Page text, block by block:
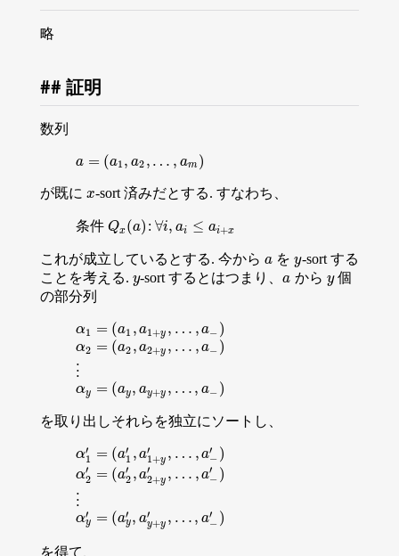
略
証明
数列
a = (a1 , a2 , … , am )
a=(a 1,a2 , …,a m )
が既に x
x-sort 済みだとする. すなわち、
条件 Qx(a)
Qx(a) :∀i, ai ≤ ai+x
∀i, ai≤ ai+ x
これが成立しているとする. 今から a
a をy
y-sort する
ことを考える. y
y-sort するとはつまり、a
a から y
y個
の部分列
α1 = (a1 , a1+y , … , a− )
α1 =(a 1,a1 +y,…,a − )
α2 = (a2 , a2+y , … , a− )
α2=(a 2,a2+y,…,a − )
⋮⋮
αy = (ay, ay+y , … , a− )
αy=(a y,ay+y,…,a − )
を取り出しそれらを独立にソートし、
α′
1 = (a′
1 , a′
1+y , … , a′
− )
α1 =(a 1′,a 1+y ′ ,…, a − ′)
α′
2 = (a′
2 , a′
2+y , … , a′
− )
α2′ =(a 2′,a2+y ′ ,…, a − ′)
⋮⋮
α′
y = (a′
y, a′
y+y , … , a′
− )
αy′ =(a y′,ay+y ′ ,…, a − ′)
を得て、